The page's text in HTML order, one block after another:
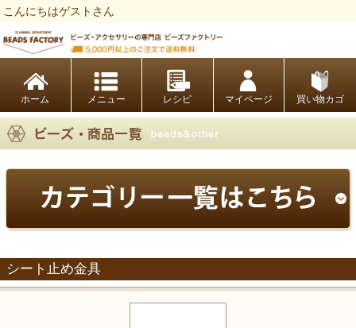
こんにちはゲストさん
ホーム レシピ マイページ 買い物カゴ
シート止め金具